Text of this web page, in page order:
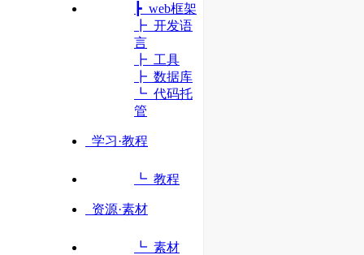
┣ web框架
┣ 开发语
言
┣ 工具
┣ 数据库
┗ 代码托
管
学习·教程
┗ 教程
资源·素材
┗ 素材
W3School
领先的 Web 技术教程